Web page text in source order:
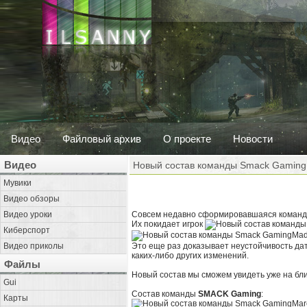
Видео Файловый архив О проекте Новости
Видео
Мувики
Видео обзоры
Видео уроки
Киберспорт
Видео приколы
Файлы
Gui
Карты
Новый состав команды Smack Gaming
Совсем недавно сформировавшаяся
Их покидает игрок
Это еще раз доказывает неустойчивость
каких-либо других изменений.
Новый состав мы сможем увидеть уже на
Состав команды SMACK Gaming: